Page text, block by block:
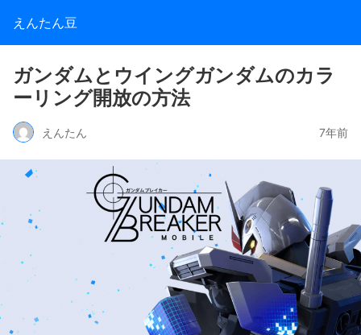
えんたん豆
ガンダムとウイングガンダムのカラ
ーリング開放の方法
えんたん 7年前